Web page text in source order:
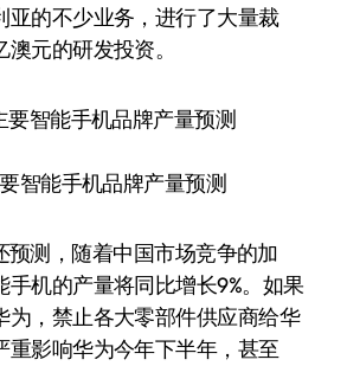
亚的不少业务，进行了大量裁
元的研发投资。
智能手机品牌产量预测
测，随着中国市场竞争的加
手机的产量将同比增长9%。如果
为，禁止各大零部件供应商给华
重影响华为今年下半年，甚至